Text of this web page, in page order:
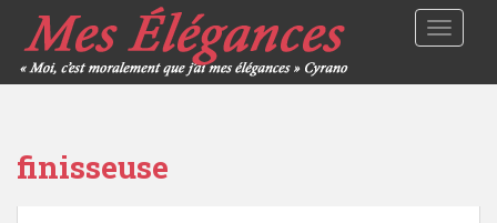
finisseuse